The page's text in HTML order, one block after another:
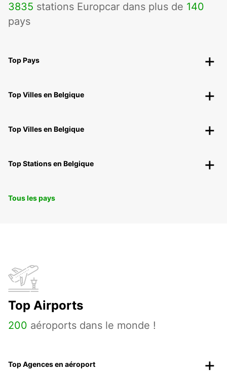
3835 stations Europcar dans plus de 140
pays
Top Pays
Top Villes en Belgique
Top Villes en Belgique
Top Stations en Belgique
Tous les pays
Top Airports
200 aéroports dans le monde !
Top Agences en aéroport